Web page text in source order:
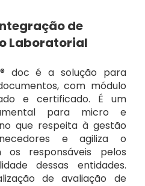
de
Laboratorial
doc é a solução para
com módulo
e certificado. É um
para micro e
que respeita à gestão
e agiliza o
os responsáveis pelos
dessas entidades.
de avaliação de